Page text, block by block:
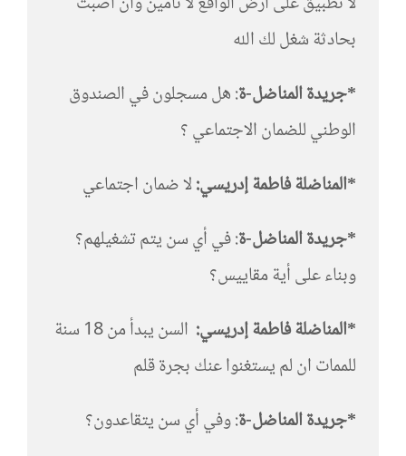
بحادثة شغل لك الله
*جريدة المناضل-ة: هل مسجلون في الصندوق
الوطني للضمان الاجتماعي ؟
*المناضلة فاطمة إدريسي:لا ضمان اجتماعي
*جريدة المناضل-ة: في أي سن يتم تشغيلهم؟
وبناء على أية مقاييس؟
*المناضلة فاطمة إدريسي:
السن يبدأ من 18 سنة
للممات ان لم يستغنوا عنك بجرة قلم
*جريدة المناضل-ة: وفي أي سن يتقاعدون؟